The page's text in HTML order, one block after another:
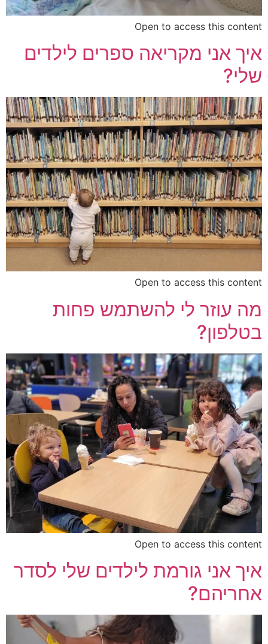
Open to access this content
איך אני מקריאה ספרים לילדים
שלי?
Open to access this content
מה עוזר לי להשתמש פחות
בטלפון?
Open to access this content
איך אני גורמת לילדים שלי לסדר
אחריהם?